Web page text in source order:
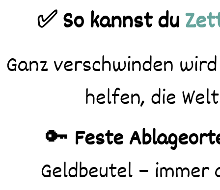
✅ So kannst du
Ganz verschwinden
helfen, die
🔑 Feste
Geldbeutel –